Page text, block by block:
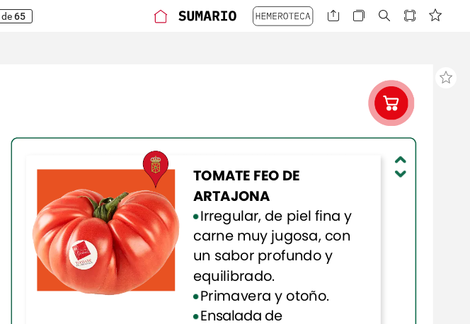
de 65
TOMATE FEO DE
ARTAJONA
Irregular,de piel fina y
carne muy jugosa, con
un sabor profundoy
equilibrado.
Primavera yotoño.
Ensaladade